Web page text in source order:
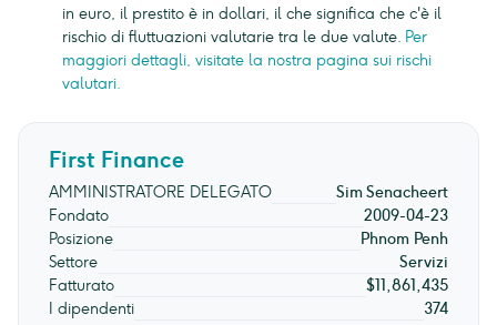
in euro, il prestito è in dollari, il che significa che c'è il
rischio di fluttuazioni valutarie tra le due valute. Per
maggiori dettagli, visitate la nostra pagina sui rischi
valutari.
First Finance
AMMINISTRATORE DELEGATO
Sim Senacheert
Fondato
2009-04-23
Posizione
Phnom Penh
Settore
Servizi
Fatturato
$11,861,435
I dipendenti
374